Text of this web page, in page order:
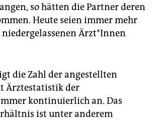
so hätten die Partner deren
Heute seien immer mehr
Ärzt*Innen
die Zahl der angestellten
Ärztestatistik der
kontinuierlich an. Das
ist unter anderem